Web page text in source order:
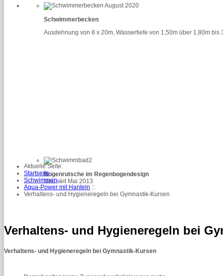
Schwimmerbecken
Ausdehnung von 8 x 20m, Wassertiefe von 1,50m über 1,80m
Bogenrutsche im Regenbogendesign
Neu seit Mai 2013
Aktuelle Seite:
Startseite ::
Schwimmen ::
Aqua-Power mit Hanteln ::
Verhaltens- und Hygieneregeln bei Gymnastik-Kursen
Verhaltens- und Hygieneregeln bei
Verhaltens- und Hygieneregeln bei Gymnastik-Kursen